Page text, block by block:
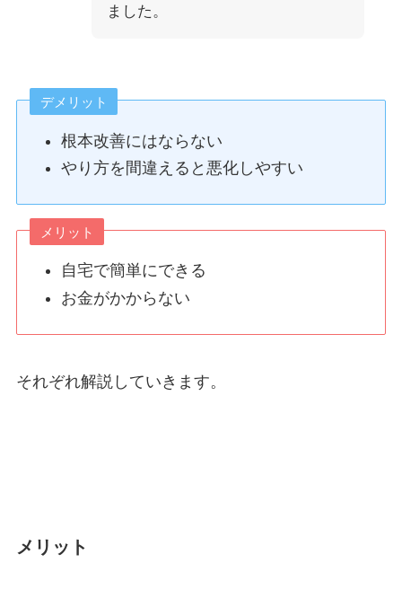
ました。
デメリット
根本改善にはならない
やり方を間違えると悪化しやすい
メリット
自宅で簡単にできる
お金がかからない
それぞれ解説していきます。
メリット